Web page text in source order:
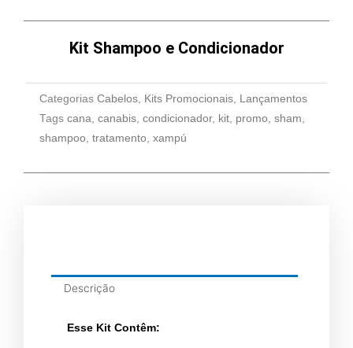
Kit Shampoo e Condicionador
Categorias Cabelos Kits Promocionais
Lançamentos
Tags cana canabis condicionador, kit promo sham
shampoo tratamento xampú
Descrição
Esse Kit Contêm: